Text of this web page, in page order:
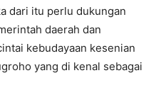
dari itu perlu dukungan
daerah dan
kebudayaan kesenian
yang di kenal sebagai